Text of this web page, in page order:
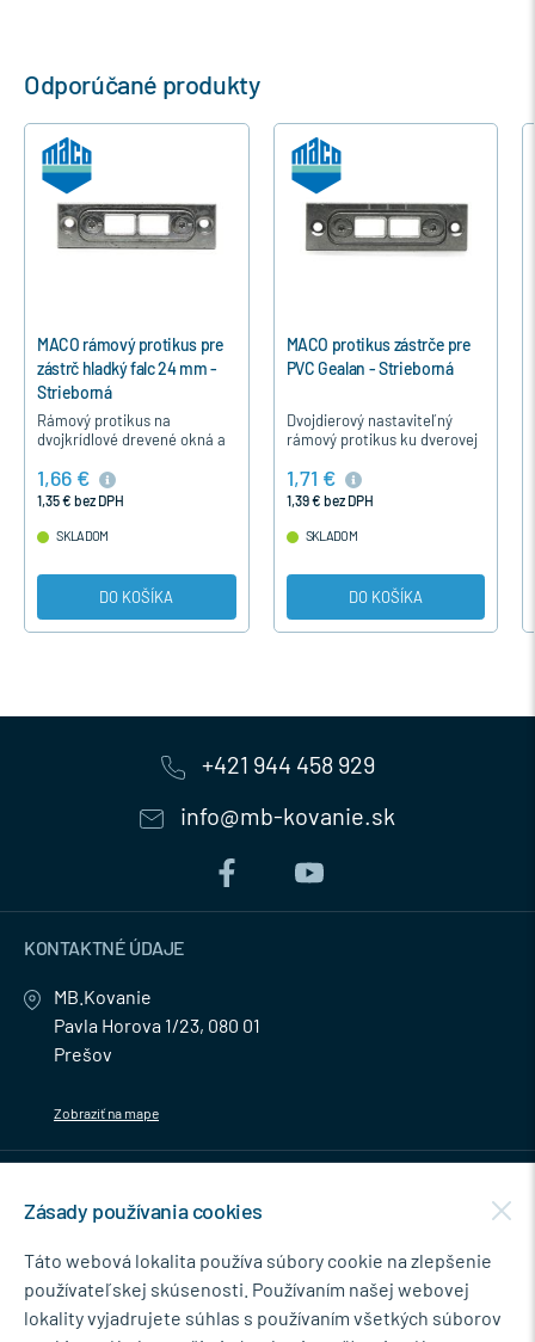
Odporúčané produkty
MACO protikus zástrče pre
PVC Gealan - Strieborná
Dvojdierový nastaviteľný
rámový protikus ku dverovej
plastové dvere, okná
vyrobené z profilu Gealan.
1,71 €
1,39 € bez DPH
SKLADOM
DO KOŠÍKA
MACO rámový protikus pre
zástrč hladký falc 24 mm -
Rámový protikus na
dvojkrídlové drevené okná a
štulpovej prevodovky, na
hladký falc 24 mm pre okná
1,66 €
1,35 € bez DPH
SKLADOM
DO KOŠÍKA
+421 944 458 929
info@mb-kovanie.sk
KONTAKTNÉ ÚDAJE
MB.Kovanie
Pavla Horova 1/23, 080 01
Prešov
Zobraziť na mape
NEWSLETTER
Zásady používania cookies
Táto webová lokalita používa súbory cookie na zlepšenie
používateľskej skúsenosti. Používaním našej webovej
lokality vyjadrujete súhlas s používaním všetkých súborov